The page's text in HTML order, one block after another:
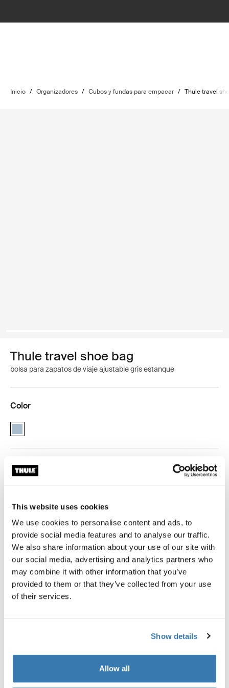
This website uses cookies
We use cookies to personalise content and ads, to
provide social media features and to analyse our traffic.
We also share information about your use of our site with
our social media, advertising and analytics partners who
may combine it with other information that you’ve
provided to them or that they’ve collected from your use
of their services.
Show details
Allow all
Inicio / Organizadores / Cubos y fundas para empacar / Thule travel
Thule travel shoe bag
bolsa para zapatos de viaje ajustable gris estanque
Color
Thule travel shoe bag Gris estanque (selected)
Garantía Thule
La bolsa para zapatos de viaje ajustable Thule
mantiene los zapatos bien guardados, evitando que la
suciedad se transfiera a la ropa limpia.
Toggle overview
Descripción del producto
Toggle features
Todas las características